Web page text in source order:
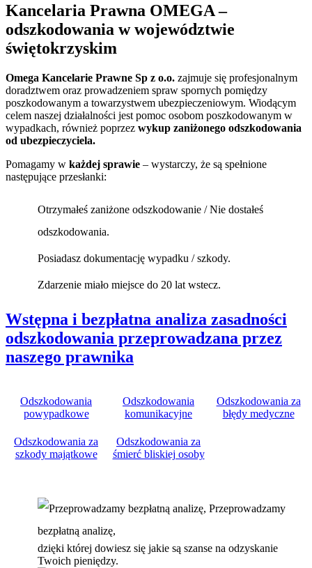
Kancelaria Prawna OMEGA –
odszkodowania w województwie
świętokrzyskim
Omega Kancelarie Prawne Sp z o.o. zajmuje się profesjonalnym
doradztwem oraz prowadzeniem spraw spornych pomiędzy
poszkodowanym a towarzystwem ubezpieczeniowym. Wiodącym
celem naszej działalności jest pomoc osobom poszkodowanym w
wypadkach, również poprzez wykup zaniżonego odszkodowania
od ubezpieczyciela.
Pomagamy w każdej sprawie – wystarczy, że są spełnione
następujące przesłanki:
Otrzymałeś zaniżone odszkodowanie / Nie dostałeś
odszkodowania.
Posiadasz dokumentację wypadku / szkody.
Zdarzenie miało miejsce do 20 lat wstecz.
Wstępna i bezpłatna analiza zasadności
odszkodowania przeprowadzana przez
naszego prawnika
Odszkodowania
powypadkowe
Odszkodowania
komunikacyjne
Odszkodowania za
błędy medyczne
Odszkodowania za
szkody majątkowe
Odszkodowania za
śmierć bliskiej osoby
Przeprowadzamy
bezpłatną analizę,
dzięki której dowiesz się jakie są szanse na odzyskanie
Twoich pieniędzy.